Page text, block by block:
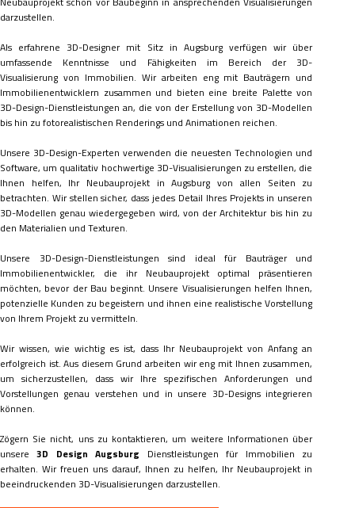
darzustellen.
Als erfahrene 3D-Designer mit Sitz in Augsburg verfügen wir über
umfassende Kenntnisse und Fähigkeiten im Bereich der 3D-
Visualisierung von Immobilien. Wir arbeiten eng mit Bauträgern und
Immobilienentwicklern zusammen und bieten eine breite Palette von
3D-Design-Dienstleistungen an, die von der Erstellung von 3D-Modellen
bis hin zu fotorealistischen Renderings und Animationen reichen.
Unsere 3D-Design-Experten verwenden die neuesten Technologien und
Software, um qualitativ hochwertige 3D-Visualisierungen zu erstellen, die
Ihnen helfen, Ihr Neubauprojekt in Augsburg von allen Seiten zu
betrachten. Wir stellen sicher, dass jedes Detail Ihres Projekts in unseren
3D-Modellen genau wiedergegeben wird, von der Architektur bis hin zu
den Materialien und Texturen.
Unsere 3D-Design-Dienstleistungen sind ideal für Bauträger und
Immobilienentwickler, die ihr Neubauprojekt optimal präsentieren
möchten, bevor der Bau beginnt. Unsere Visualisierungen helfen Ihnen,
potenzielle Kunden zu begeistern und ihnen eine realistische Vorstellung
von Ihrem Projekt zu vermitteln.
Wir wissen, wie wichtig es ist, dass Ihr Neubauprojekt von Anfang an
erfolgreich ist. Aus diesem Grund arbeiten wir eng mit Ihnen zusammen,
um sicherzustellen, dass wir Ihre spezifischen Anforderungen und
Vorstellungen genau verstehen und in unsere 3D-Designs integrieren
können.
Zögern Sie nicht, uns zu kontaktieren, um weitere Informationen über
unsere3D Design Augsburg Dienstleistungen für Immobilien zu
erhalten. Wir freuen uns darauf, Ihnen zu helfen, Ihr Neubauprojekt in
beeindruckenden 3D-Visualisierungen darzustellen.